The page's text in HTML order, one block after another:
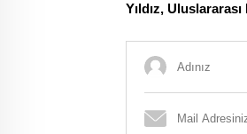
Yıldız, Uluslararası